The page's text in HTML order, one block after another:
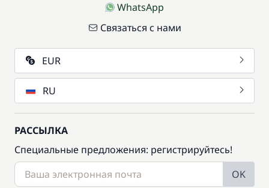
WhatsApp
Связаться с нами
EUR
RU
РАССЫЛКА
Специальные предложения: регистрируйтесь!
OK